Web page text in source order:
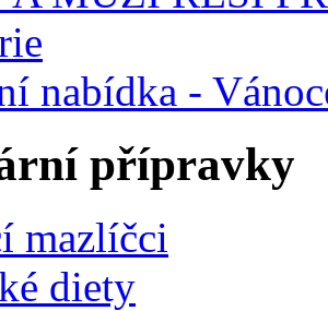
nabídka -
přípravky
mazlíčci
diety